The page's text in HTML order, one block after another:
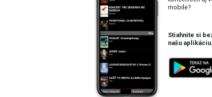
mobile?
Stiahnite si
našu aplikáciu.